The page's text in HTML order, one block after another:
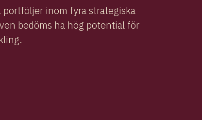
portföljer inom fyra strategiska
bedöms ha hög potential för